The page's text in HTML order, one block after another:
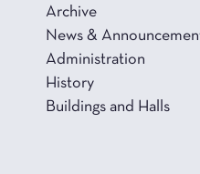
Archive
News &
Administration
History
Buildings and Halls